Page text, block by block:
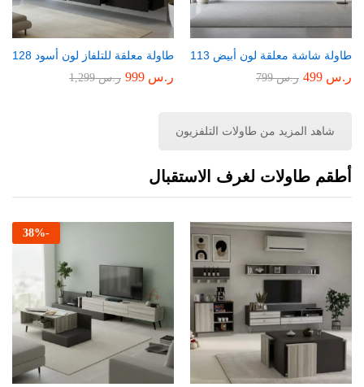
طاولة شاشة معلقة لون أبيض 113
ر.س ر.س799
طاولة معلقة للتلفاز لون أسود 128
ر.س ر.س1,299
شاهد المزيد من طاولات التلفزيون
أطقم طاولات لغرف الاستقبال
-
38%